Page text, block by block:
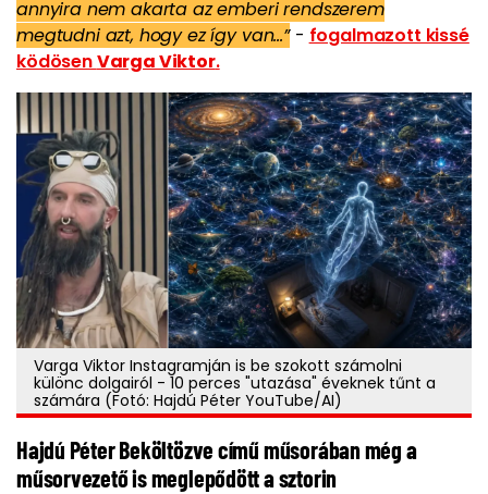
annyira nem akarta az emberi rendszerem
megtudni azt, hogy ez így van…” - fogalmazott kissé
ködösenVarga Viktor.
Varga Viktor Instagramján is be szokott számolni
különc dolgairól - 10 perces "utazása" éveknek tűnt a
számára (Fotó: Hajdú Péter YouTube/AI)
Hajdú Péter Beköltözve című műsorában még a
műsorvezető is meglepődött a sztorin